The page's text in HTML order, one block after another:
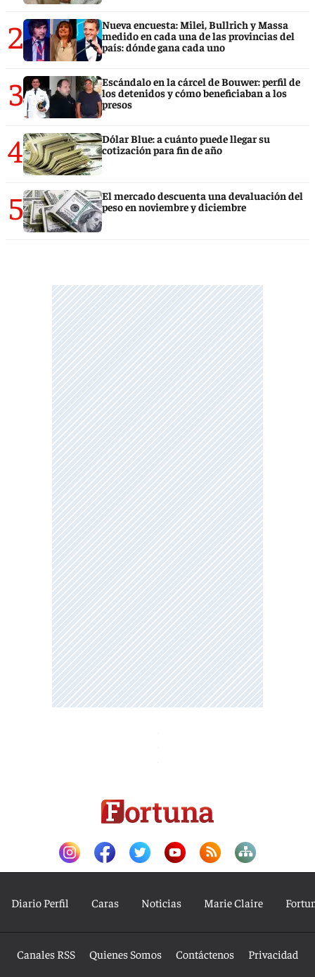
2
Nueva encuesta: Milei, Bullrich y Massa
medido en cada una de las provincias del
país: dónde gana cada uno
3
Escándalo en la cárcel de Bouwer: perfil de
los detenidos y cómo beneficiaban a los
presos
4
Dólar Blue: a cuánto puede llegar su
cotización para fin de año
5
El mercado descuenta una devaluación del
peso en noviembre y diciembre
Diario Perfil Caras Noticias Marie Claire
Canales RSS Quienes Somos Contáctenos
Privacidad